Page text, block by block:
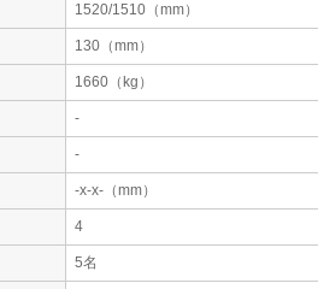
1520/1510（mm）
130（mm）
1660（kg）
-
-
-x-x-（mm）
4
5名